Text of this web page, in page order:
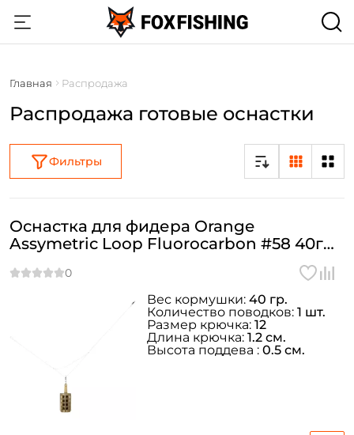
Главная Распродажа
Распродажа готовые оснастки
Фильтры
Оснастка для фидера Orange
Assymetric Loop Fluorocarbon #58 40гр.
Вес кормушки: 40 гр.
Количество поводков: 1 шт.
Размер крючка: 12
Длина крючка: 1.2 см.
Высота поддева : 0.5 см.